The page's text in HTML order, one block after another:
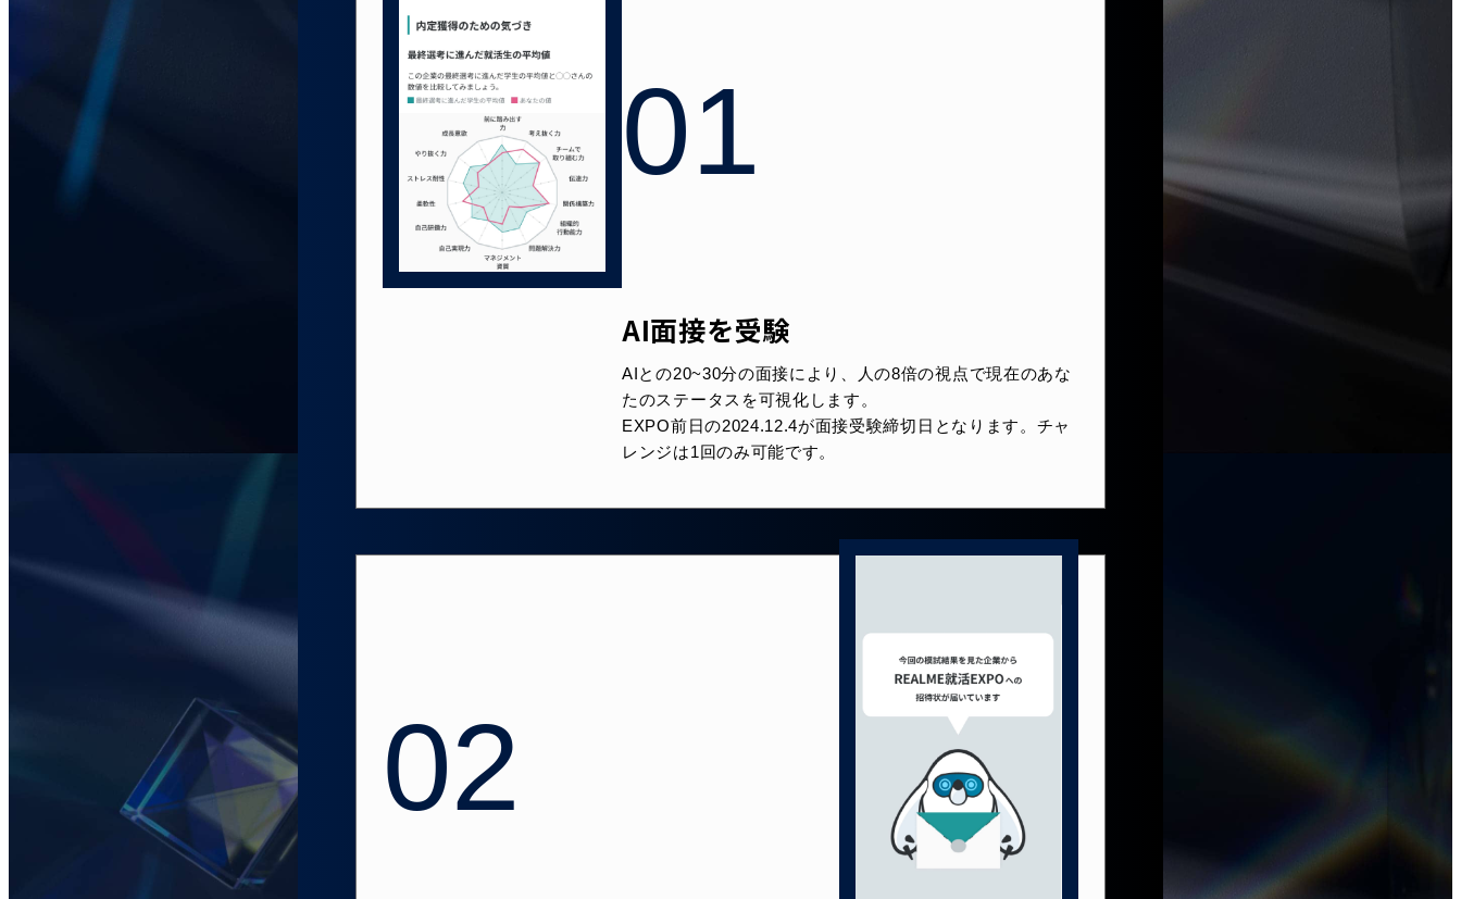
01
AI面接を受験
AIとの20~30分の面接により、人の8倍の視点で現在のあな
たのステータスを可視化します。
EXPO前日の2024.12.4が面接受験締切日となります。チャ
レンジは1回のみ可能です。
02